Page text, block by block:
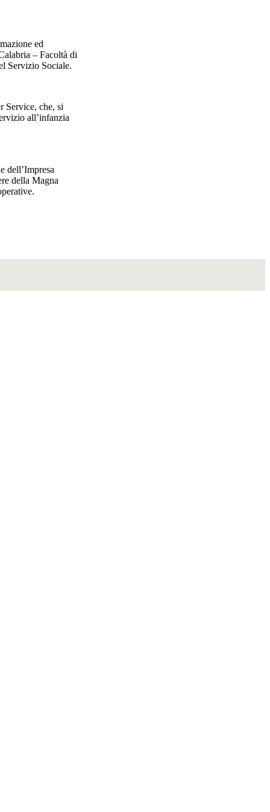
ed
– Facoltà di
Servizio Sociale.
Service, che, si
all’infanzia
dell’Impresa
della Magna